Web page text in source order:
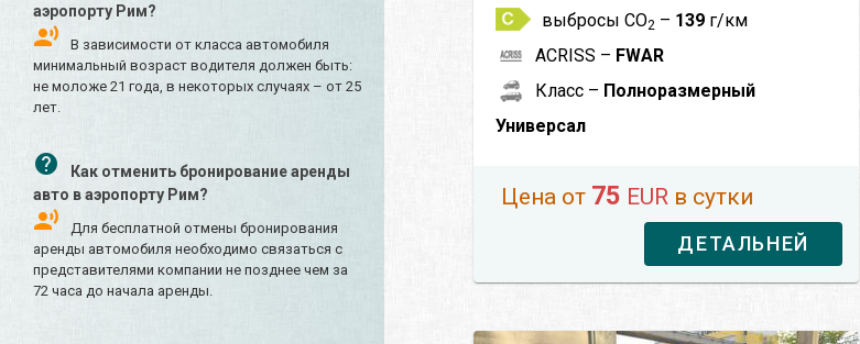
аэропорту Рим?
В зависимости от класса автомобиля
минимальный возраст водителя должен быть:
не моложе 21 года, в некоторых случаях – от 25
лет.
Как отменить бронирование аренды
авто в аэропорту Рим?
Для бесплатной отмены бронирования
аренды автомобиля необходимо связаться с
представителями компании не позднее чем за
72 часа до начала аренды.
выбросы CO2 – 139 г/км
ACRISS – FWAR
Класс – Полноразмерный
Универсал
Цена от 75 EURв сутки
ДЕТАЛЬНЕЙ